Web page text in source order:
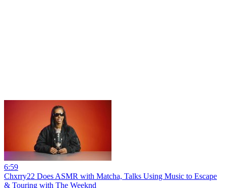
6:59
Chxrry22 Does ASMR with Matcha, Talks Using Music to Escape
& Touring with The Weeknd